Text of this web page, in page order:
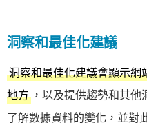
洞察和最佳化建議
洞察和最佳化建議會顯示網
地方 ，以及提供趨勢和其
了解數據資料的變化，並對